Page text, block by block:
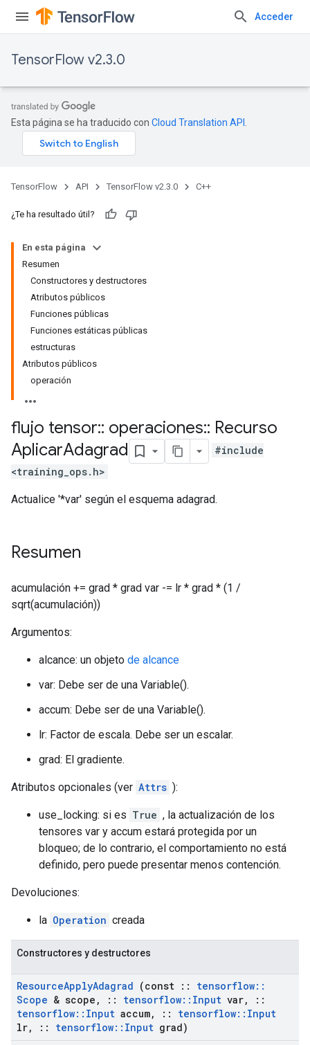
Acceder
TensorFlow v2.3.0
Esta página se ha traducido con Cloud Translation API
TensorFlow API TensorFlow v2.3.0 C++
¿Te ha resultado útil?
En esta página
Resumen
Constructores y destructores
Atributos públicos
Funciones públicas
Funciones estáticas públicas
estructuras
Atributos públicos
operación
flujo tensor:: operaciones:: Recurso
AplicarAdagrad
#include
<training_ops.h>
Actualice '*var' según el esquema adagrad.
Resumen
acumulación += grad * grad var -= lr * grad * (1 /
sqrt(acumulación))
Argumentos:
alcance: un objeto de alcance
var: Debe ser de una Variable().
accum: Debe ser de una Variable().
lr: Factor de escala. Debe ser un escalar.
grad: El gradiente.
Atributos opcionales (ver Attrs ):
use_locking: si es True , la actualización de los
tensores var y accum estará protegida por un
bloqueo; de lo contrario, el comportamiento no está
definido, pero puede presentar menos contención.
Devoluciones:
la Operation creada
Constructores y destructores
ResourceApplyAdagrad (const :: tensorflow::
Scope & scope , :: tensorflow:: Input var,
::
tensorflow:: Input accum, :: tensorflow:: Input
lr, :: tensorflow:: Input grad)